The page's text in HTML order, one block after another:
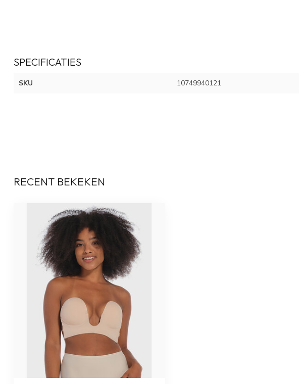
SPECIFICATIES
SKU 10749940121
RECENT BEKEKEN